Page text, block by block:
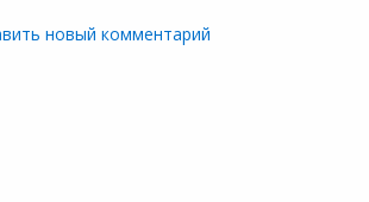
новый комментарий